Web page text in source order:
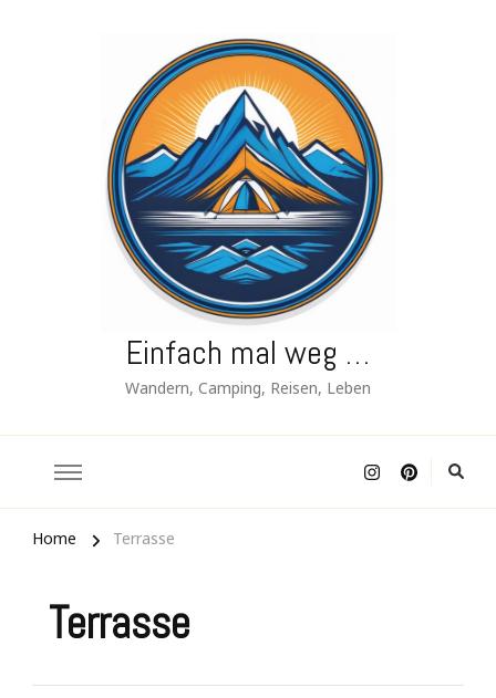
Einfach mal weg …
Wandern, Camping, Reisen, Leben
Home Terrasse
Terrasse